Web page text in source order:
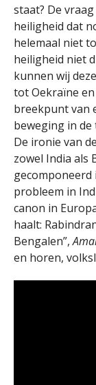
staat? De
heiligheid dat
helemaal niet
heiligheid niet
kunnen wij
tot Oekraïne
breekpunt van
beweging in
De ironie van
zowel India als
gecomponeerd
probleem in
canon in
haalt:
Bengalen”,
en horen,